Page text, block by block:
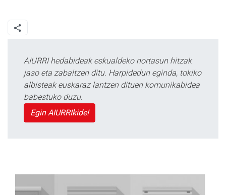
AIURRI hedabideak eskualdeko nortasun hitzak
jaso eta zabaltzen ditu. Harpidedun eginda, tokiko
albisteak euskaraz lantzen dituen komunikabidea
babestuko duzu.
Egin AIURRIkide!